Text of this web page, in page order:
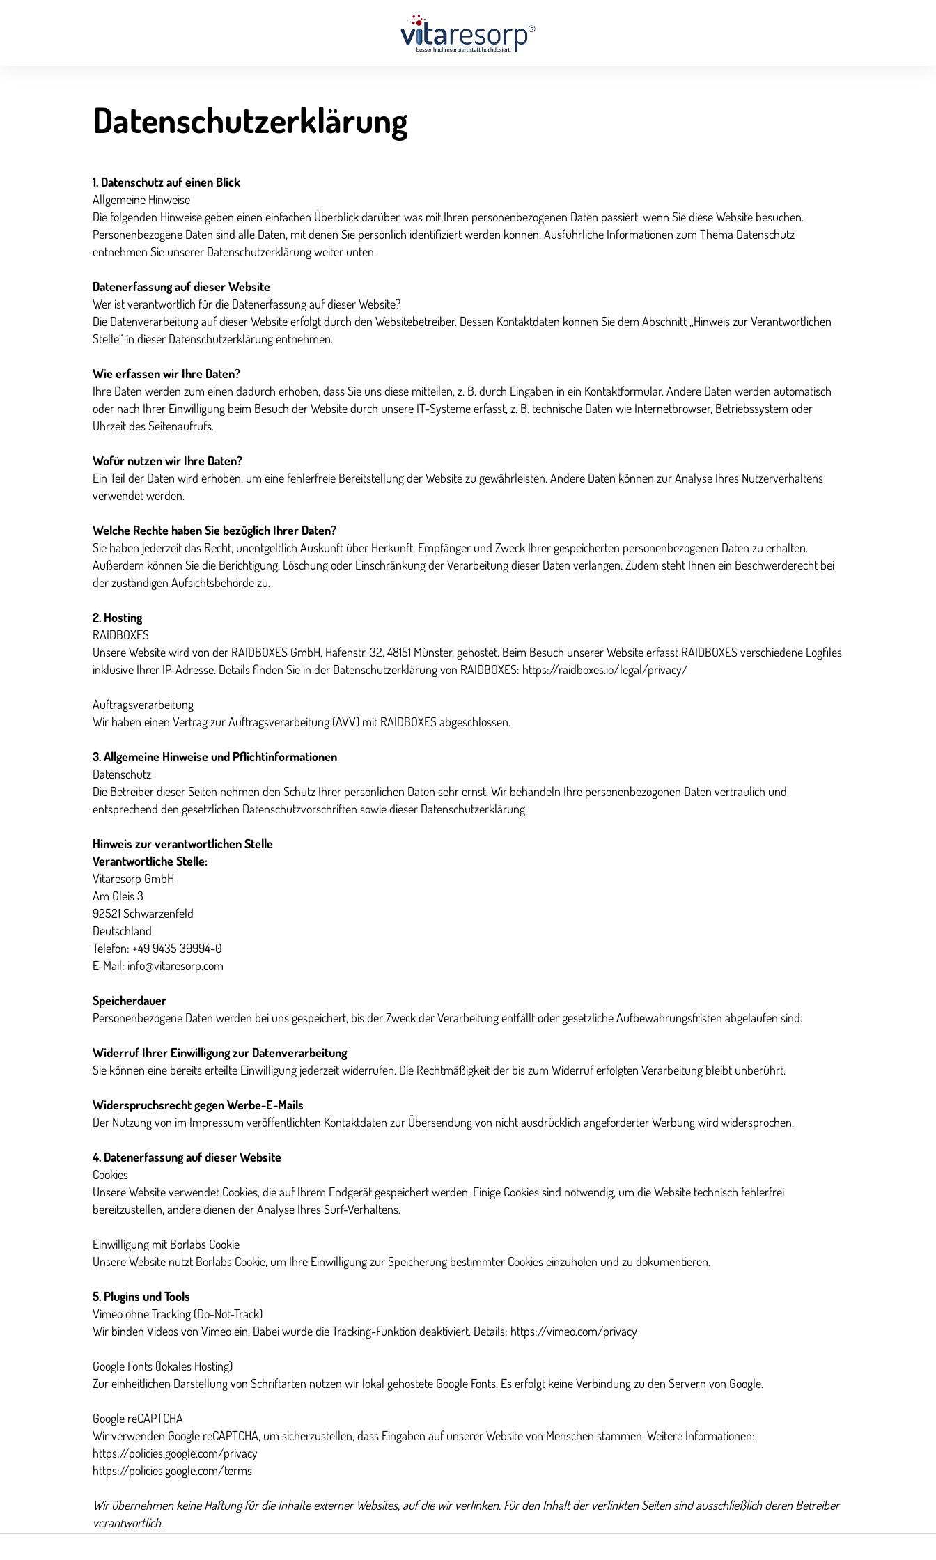
Datenschutzerklärung
1. Datenschutz auf einen Blick
Allgemeine Hinweise
Die folgenden Hinweise geben einen einfachen Überblick darüber, was mit Ihren personenbezogenen Daten passiert, wenn Sie diese Website besuchen.
Personenbezogene Daten sind alle Daten, mit denen Sie persönlich identifiziert werden können. Ausführliche Informationen zum Thema Datenschutz
entnehmen Sie unserer Datenschutzerklärung weiter unten.
Datenerfassung auf dieser Website
Wer ist verantwortlich für die Datenerfassung auf dieser Website?
Die Datenverarbeitung auf dieser Website erfolgt durch den Websitebetreiber. Dessen Kontaktdaten können Sie dem Abschnitt „Hinweis zur Verantwortlichen
Stelle“ in dieser Datenschutzerklärung entnehmen.
Wie erfassen wir Ihre Daten?
Ihre Daten werden zum einen dadurch erhoben, dass Sie uns diese mitteilen, z. B. durch Eingaben in ein Kontaktformular. Andere Daten werden automatisch
oder nach Ihrer Einwilligung beim Besuch der Website durch unsere IT-Systeme erfasst, z. B. technische Daten wie Internetbrowser, Betriebssystem oder
Uhrzeit des Seitenaufrufs.
Wofür nutzen wir Ihre Daten?
Ein Teil der Daten wird erhoben, um eine fehlerfreie Bereitstellung der Website zu gewährleisten. Andere Daten können zur Analyse Ihres Nutzerverhaltens
verwendet werden.
Welche Rechte haben Sie bezüglich Ihrer Daten?
Sie haben jederzeit das Recht, unentgeltlich Auskunft über Herkunft, Empfänger und Zweck Ihrer gespeicherten personenbezogenen Daten zu erhalten.
Außerdem können Sie die Berichtigung, Löschung oder Einschränkung der Verarbeitung dieser Daten verlangen. Zudem steht Ihnen ein Beschwerderecht bei
der zuständigen Aufsichtsbehörde zu.
2. Hosting
RAIDBOXES
Unsere Website wird von der RAIDBOXES GmbH, Hafenstr. 32, 48151 Münster, gehostet. Beim Besuch unserer Website erfasst RAIDBOXES verschiedene Logfiles
inklusive Ihrer IP-Adresse. Details finden Sie in der Datenschutzerklärung von RAIDBOXES: https://raidboxes.io/legal/privacy/
Auftragsverarbeitung
Wir haben einen Vertrag zur Auftragsverarbeitung (AVV) mit RAIDBOXES abgeschlossen.
3. Allgemeine Hinweise und Pflichtinformationen
Datenschutz
Die Betreiber dieser Seiten nehmen den Schutz Ihrer persönlichen Daten sehr ernst. Wir behandeln Ihre personenbezogenen Daten vertraulich und
entsprechend den gesetzlichen Datenschutzvorschriften sowie dieser Datenschutzerklärung.
Hinweis zur verantwortlichen Stelle
Verantwortliche Stelle:
Vitaresorp GmbH
Am Gleis 3
92521 Schwarzenfeld
Deutschland
Telefon: +49 9435 39994-0
E-Mail: info@vitaresorp.com
Speicherdauer
Personenbezogene Daten werden bei uns gespeichert, bis der Zweck der Verarbeitung entfällt oder gesetzliche Aufbewahrungsfristen abgelaufen sind.
Widerruf Ihrer Einwilligung zur Datenverarbeitung
Sie können eine bereits erteilte Einwilligung jederzeit widerrufen. Die Rechtmäßigkeit der bis zum Widerruf erfolgten Verarbeitung bleibt unberührt.
Widerspruchsrecht gegen Werbe-E-Mails
Der Nutzung von im Impressum veröffentlichten Kontaktdaten zur Übersendung von nicht ausdrücklich angeforderter Werbung wird widersprochen.
4. Datenerfassung auf dieser Website
Cookies
Unsere Website verwendet Cookies, die auf Ihrem Endgerät gespeichert werden. Einige Cookies sind notwendig, um die Website technisch fehlerfrei
bereitzustellen, andere dienen der Analyse Ihres Surf-Verhaltens.
Einwilligung mit Borlabs Cookie
Unsere Website nutzt Borlabs Cookie, um Ihre Einwilligung zur Speicherung bestimmter Cookies einzuholen und zu dokumentieren.
5. Plugins und Tools
Vimeo ohne Tracking (Do-Not-Track)
Wir binden Videos von Vimeo ein. Dabei wurde die Tracking-Funktion deaktiviert. Details: https://vimeo.com/privacy
Google Fonts (lokales Hosting)
Zur einheitlichen Darstellung von Schriftarten nutzen wir lokal gehostete Google Fonts. Es erfolgt keine Verbindung zu den Servern von Google.
Google reCAPTCHA
Wir verwenden Google reCAPTCHA, um sicherzustellen, dass Eingaben auf unserer Website von Menschen stammen. Weitere Informationen:
https://policies.google.com/privacy
https://policies.google.com/terms
Wir übernehmen keine Haftung für die Inhalte externer Websites, auf die wir verlinken. Für den Inhalt der verlinkten Seiten sind ausschließlich deren Betreiber
verantwortlich.